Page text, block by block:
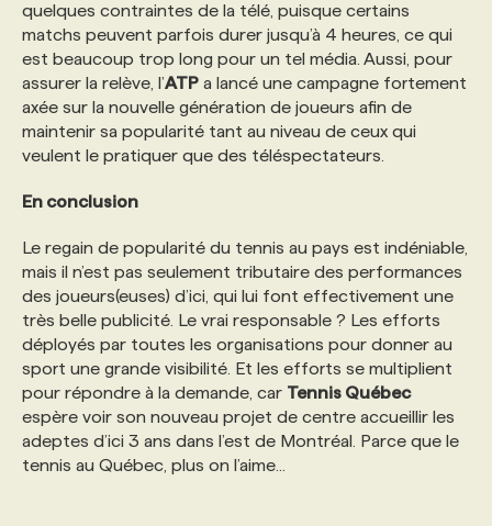
quelques contraintes de la télé, puisque certains
matchs peuvent parfois durer jusqu’à 4 heures, ce qui
est beaucoup trop long pour un tel média. Aussi, pour
assurer la relève, l’ATP a lancé une campagne fortement
axée sur la nouvelle génération de joueurs afin de
maintenir sa popularité tant au niveau de ceux qui
veulent le pratiquer que des téléspectateurs.
En conclusion
Le regain de popularité du tennis au pays est indéniable,
mais il n’est pas seulement tributaire des performances
des joueurs(euses) d’ici, qui lui font effectivement une
très belle publicité. Le vrai responsable ? Les efforts
déployés par toutes les organisations pour donner au
sport une grande visibilité. Et les efforts se multiplient
pour répondre à la demande, car Tennis Québec
espère voir son nouveau projet de centre accueillir les
adeptes d’ici 3 ans dans l’est de Montréal. Parce que le
tennis au Québec, plus on l’aime...